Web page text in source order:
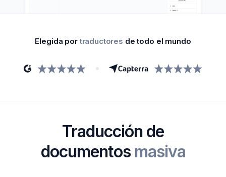
Elegida portraductores de todo el mundo
Traducción de
documentos masiva